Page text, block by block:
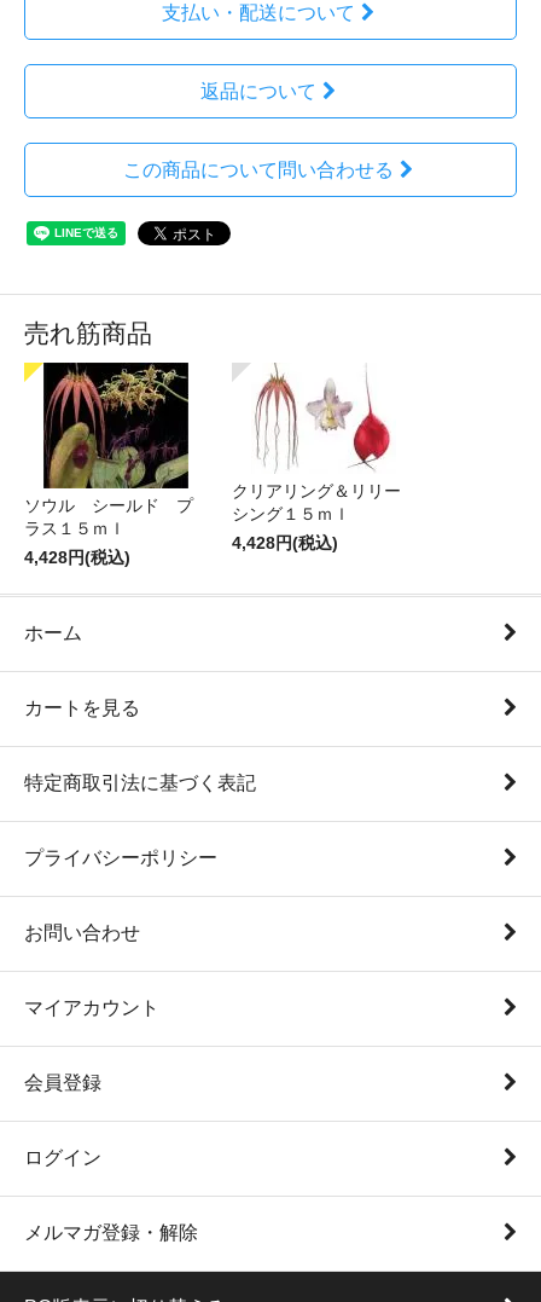
支払い・配送について
返品について
この商品について問い合わせる
売れ筋商品
ソウル シールド プ
ラス１５ｍｌ
4,428円(税込)
クリアリング＆リリー
シング１５ｍｌ
4,428円(税込)
ホーム
カートを見る
特定商取引法に基づく表記
プライバシーポリシー
お問い合わせ
マイアカウント
会員登録
ログイン
メルマガ登録・解除